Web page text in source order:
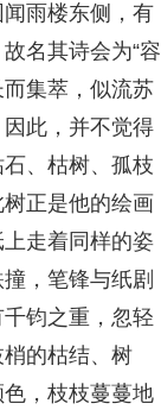
雨楼东侧，有
名其诗会为“容
而集萃，似流苏
此，并不觉得
、枯树、孤枝
正是他的绘画
走着同样的姿
，笔锋与纸剧
钧之重，忽轻
的枯结、树
，枝枝蔓蔓地